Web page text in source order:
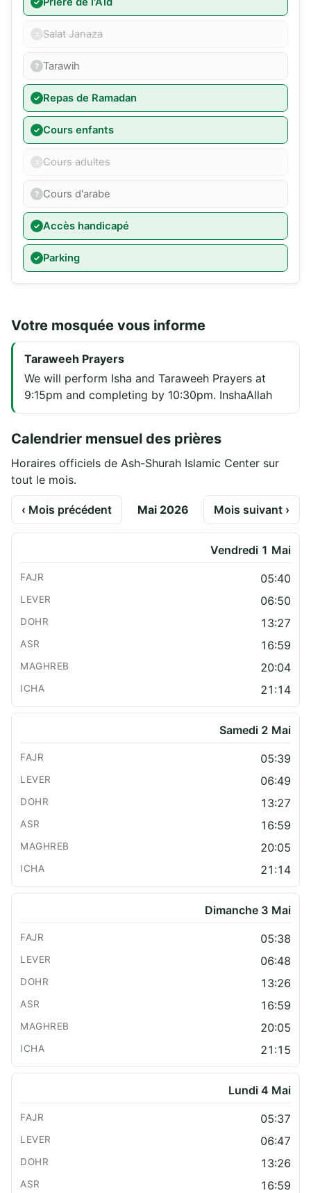
Salat Janaza
Tarawih
Repas de Ramadan
Cours enfants
Cours adultes
Cours d'arabe
Accès handicapé
Parking
Votre mosquée vous informe
Taraweeh Prayers
We will perform Isha and Taraweeh Prayers at
9:15pm and completing by 10:30pm. InshaAllah
Calendrier mensuel des prières
Horaires officiels de Ash-Shurah Islamic Center sur
tout le mois.
‹ Mois précédent Mai 2026 Mois suivant ›
Vendredi 1 Mai
05:40
06:50
13:27
16:59
20:04
21:14
Samedi 2 Mai
05:39
06:49
13:27
16:59
20:05
21:14
Dimanche 3 Mai
05:38
06:48
13:26
16:59
20:05
21:15
Lundi 4 Mai
05:37
06:47
13:26
16:59